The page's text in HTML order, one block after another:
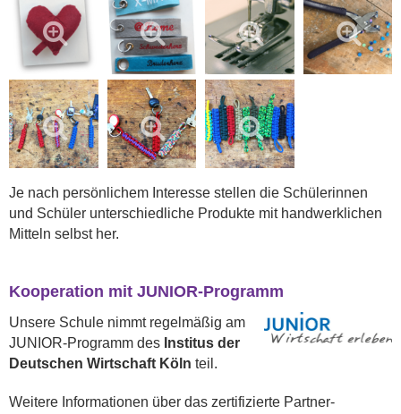
Je nach persönlichem Interesse stellen die Schülerinnen
und Schüler unterschiedliche Produkte mit handwerklichen
Mitteln selbst her.
Kooperation mit JUNIOR-Programm
Unsere Schule nimmt regelmäßig am
JUNIOR-Programm des Institus der
Deutschen Wirtschaft Köln teil.
Weitere Informationen über das zertifizierte Partner-